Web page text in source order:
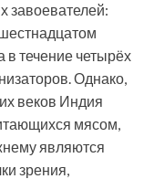
завоевателей:
в течение четырёх
Однако,
веков Индия
мясом,
являются
зрения,